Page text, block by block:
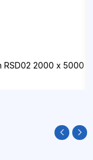
2000 х 5000